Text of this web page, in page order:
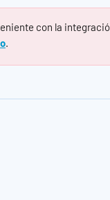
con la
.